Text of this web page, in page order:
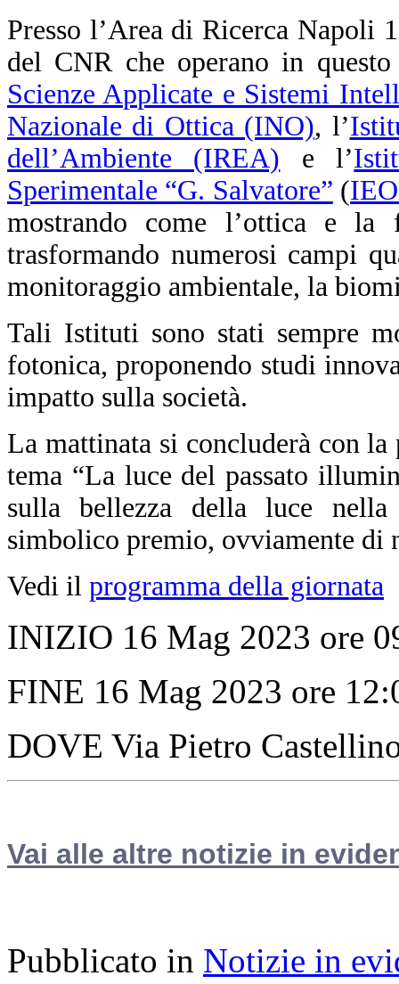
Presso l’Area di Ricerca
del CNR che operano in
Scienze Applicate e Sistemi
Nazionale di Ottica (INO), l’
dell’Ambiente (IREA) e l’
Sperimentale “G. Salvatore” (
mostrando come l’ottica e la
trasformando numerosi campi
monitoraggio ambientale, la
Tali Istituti sono stati sempre
fotonica, proponendo studi
impatto sulla società.
La mattinata si concluderà con
tema “La luce del passato
sulla bellezza della luce nella
simbolico premio, ovviamente di
Vedi il programma della giornata
INIZIO 16 Mag 2023 ore
FINE 16 Mag 2023 ore
DOVE Via Pietro
Vai alle altre notizie in
Pubblicato in Notizie in